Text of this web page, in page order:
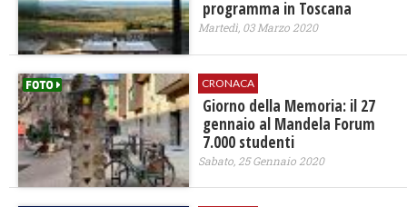
programma in Toscana
Martedì, 03 Marzo 2020
CRONACA
Giorno della Memoria: il 27
gennaio al Mandela Forum
7.000 studenti
Sabato, 25 Gennaio 2020